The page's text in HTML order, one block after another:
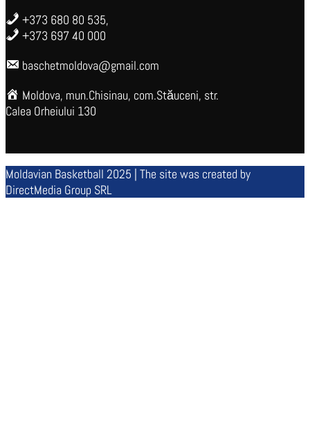
+373 680 80 535,
+373 697 40 000
baschetmoldova@gmail.com
Moldova, mun.Chisinau, com.Stăuceni, str.
Calea Orheiului 130
Moldavian Basketball 2025 | The site was created by
DirectMedia Group SRL